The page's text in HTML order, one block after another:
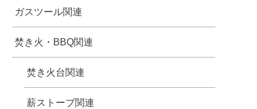
ガスツール関連
焚き火・BBQ関連
焚き火台関連
薪ストーブ関連